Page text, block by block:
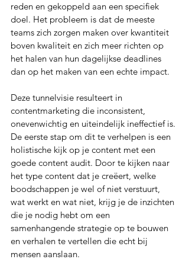
reden en gekoppeld aan een specifiek
doel. Het probleem is dat de meeste
teams zich zorgen maken over kwantiteit
boven kwaliteit en zich meer richten op
het halen van hun dagelijkse deadlines
dan op het maken van een echte impact.
Deze tunnelvisie resulteert in
contentmarketing die inconsistent,
onevenwichtig en uiteindelijk ineffectief is.
De eerste stap om dit te verhelpen is een
holistische kijk op je content met een
goede content audit. Door te kijken naar
het type content dat je creëert, welke
boodschappen je wel of niet verstuurt,
wat werkt en wat niet, krijg je de inzichten
die je nodig hebt om een
samenhangende strategie op te bouwen
en verhalen te vertellen die echt bij
mensen aanslaan.